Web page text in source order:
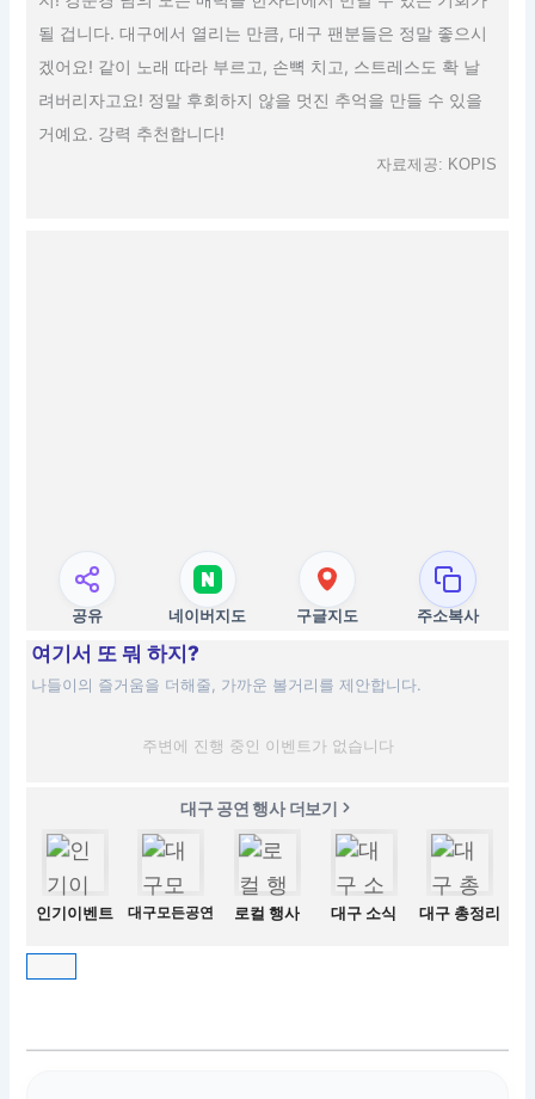
될 겁니다. 대구에서 열리는 만큼, 대구 팬분들은 정말 좋으시
겠어요! 같이 노래 따라 부르고, 손뼉 치고, 스트레스도 확 날
려버리자고요! 정말 후회하지 않을 멋진 추억을 만들 수 있을
거예요. 강력 추천합니다!
자료제공: KOPIS
공유 네이버지도 구글지도 주소복사
여기서 또 뭐 하지?
나들이의 즐거움을 더해줄, 가까운 볼거리를 제안합니다.
주변에 진행 중인 이벤트가 없습니다
대구 공연 행사 더보기
인기이벤트 대구모든공연 로컬 행사 대구 소식 대구 총정리